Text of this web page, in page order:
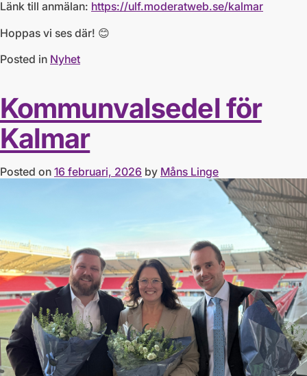
Länk till anmälan: https://ulf.moderatweb.se/kalmar
Hoppas vi ses där! 😊
Posted in Nyhet
Kommunvalsedel för
Kalmar
Posted on 16 februari, 2026 by Måns Linge